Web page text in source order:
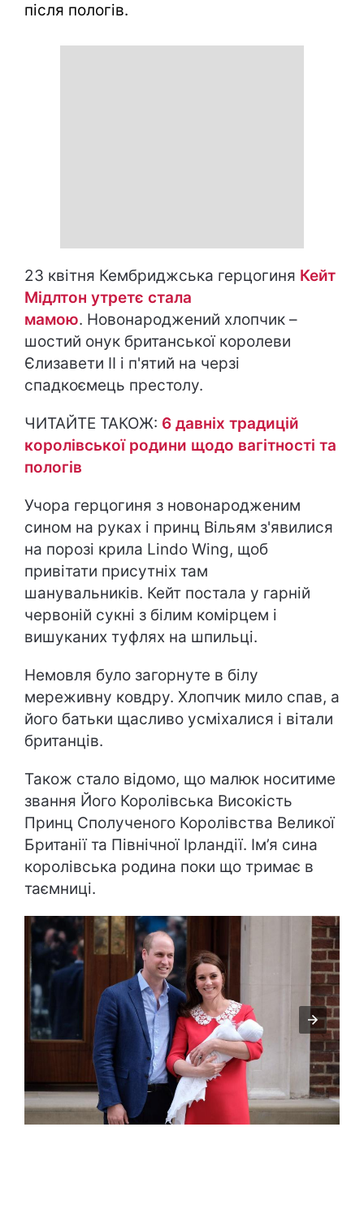
після пологів.
23 квітня Кембриджська герцогиня Кейт
Мідлтон утретє стала
мамою. Новонароджений хлопчик –
шостий онук британської королеви
Єлизавети ІІ і п'ятий на черзі
спадкоємець престолу.
ЧИТАЙТЕ ТАКОЖ: 6 давніх традицій
королівської родини щодо вагітності та
пологів
Учора герцогиня з новонародженим
сином на руках і принц Вільям з'явилися
на порозі крила Lindo Wing, щоб
привітати присутніх там
шанувальників. Кейт постала у гарній
червоній сукні з білим комірцем і
вишуканих туфлях на шпильці.
Немовля було загорнуте в білу
мереживну ковдру. Хлопчик мило спав, а
його батьки щасливо усміхалися і вітали
британців.
Також стало відомо, що малюк носитиме
звання Його Королівська Високість
Принц Сполученого Королівства Великої
Британії та Північної Ірландії. Ім’я сина
королівська родина поки що тримає в
таємниці.